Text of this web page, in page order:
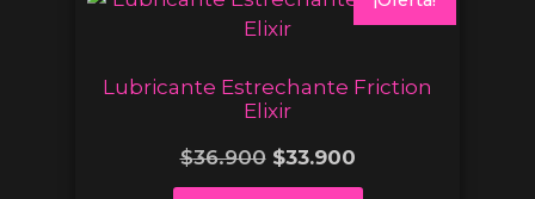
Lubricante Estrechante Friction
Elixir
$36.900 $33.900